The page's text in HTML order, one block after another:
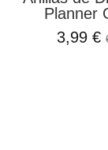
Planner
3,99 €